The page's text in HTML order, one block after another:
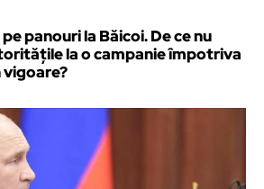
pe panouri la Băicoi. De ce nu
la o campanie împotriva
vigoare?